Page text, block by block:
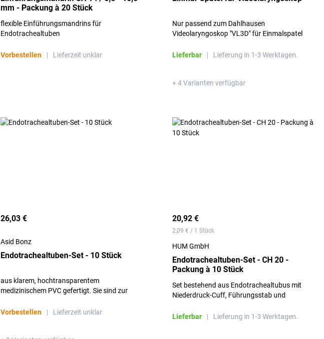
mm - Packung à 20 Stück
flexible Einführungsmandrins für
Endotrachealtuben
Vorbestellen | Lieferzeit unklar
Nur passend zum Dahlhausen
Videolaryngoskop "VL3D" für Einmalspatel
Lieferbar | Lieferung in 1-3 Werktagen.
+ 4 Varianten verfügbar
26,03 €
Asid Bonz
Endotrachealtuben-Set - 10 Stück
aus klarem, hochtransparentem
medizinischem PVC gefertigt. Sie sind zur
Operation/Notfall zur einmaligen Verwendung
Vorbestellen | Lieferzeit unklar
20,92 €
2,09 € / 1 Stück
HUM GmbH
Endotrachealtuben-Set - CH 20 -
Packung à 10 Stück
Set bestehend aus Endotrachealtubus mit
Niederdruck-Cuff, Führungsstab und
Lieferbar
| Lieferung in 1-3 Werktagen.